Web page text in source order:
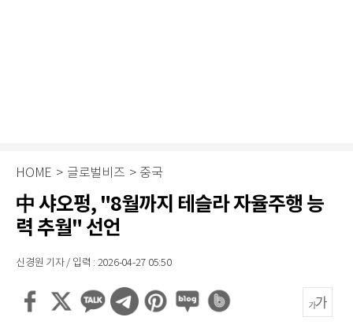
HOME > 글로벌비즈 > 중국
中 샤오펑, "8월까지 테슬라 자율주행 능
력 추월" 선언
신경원 기자 / 입력 : 2026-04-27 05:50